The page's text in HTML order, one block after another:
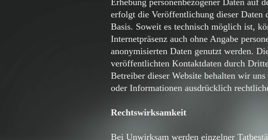
Erhebung personenbezogener Daten auf
erfolgt die Veröffentlichung dieser
Basis. Soweit es technisch möglich ist,
Internetpräsenz auch ohne Angabe
anonymisierten Daten genutzt werden.
veröffentlichten Kontaktdaten durch
Betreiber dieser Website behalten wir
oder Informationen ausdrücklich
Rechtswirksamkeit
Bei Unwirksam werden einzelner